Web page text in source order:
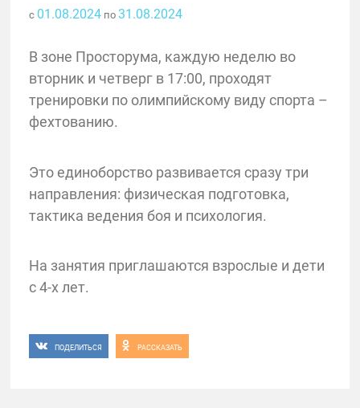
с 01.08.2024 по 31.08.2024
В зоне Просторума, каждую неделю во
вторник и четверг в 17:00, проходят
тренировки по олимпийскому виду спорта –
фехтованию.
Это единоборство развивается сразу три
направления: физическая подготовка,
тактика ведения боя и психология.
На занятия приглашаются взрослые и дети
с 4-х лет.
ПОДЕЛИТЬСЯ РАССКАЗАТЬ